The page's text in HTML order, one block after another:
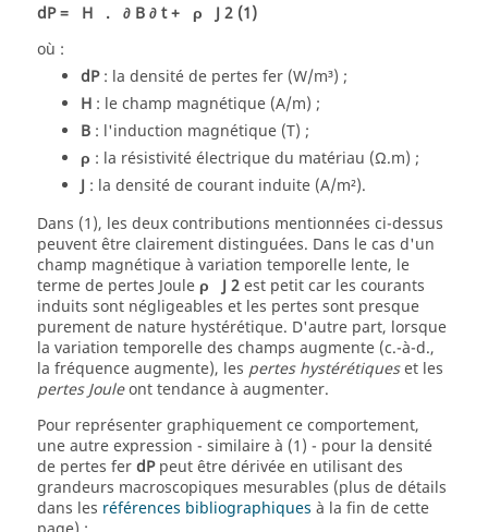
dP= H . ∂ B∂t+ ρ J 2 (1)
où :
dP: la densité de pertes fer (W/m³) ;
H : le champ magnétique (A/m) ;
B : l'induction magnétique (T) ;
ρ : la résistivité électrique du matériau (Ω.m) ;
J : la densité de courant induite (A/m²).
Dans (1), les deux contributions mentionnées ci-dessus
peuvent être clairement distinguées. Dans le cas d'un
champ magnétique à variation temporelle lente, le
terme de pertes Jouleρ J 2est petit car les courants
induits sont négligeables et les pertes sont presque
purement de nature hystérétique. D'autre part, lorsque
la variation temporelle des champs augmente (c.-à-d.,
la fréquence augmente), les pertes hystérétiqueset les
pertes Jouleont tendance à augmenter.
Pour représenter graphiquement ce comportement,
une autre expression - similaire à (1) - pour la densité
de pertes ferdPpeut être dérivée en utilisant des
grandeurs macroscopiques mesurables (plus de détails
dans les références bibliographiques à la fin de cette